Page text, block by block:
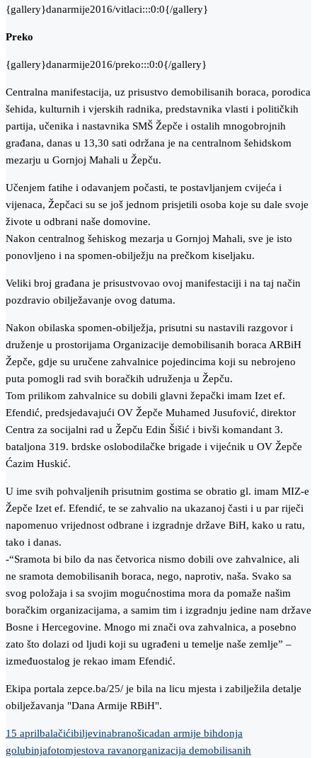
{gallery}danarmije2016/vitlaci:::0:0{/gallery}
Preko
{gallery}danarmije2016/preko:::0:0{/gallery}
Centralna manifestacija, uz prisustvo demobilisanih boraca, porodica
šehida, kulturnih i vjerskih radnika, predstavnika vlasti i političkih
partija, učenika i nastavnika SMŠ Žepče i ostalih mnogobrojnih
građana, danas u 13,30 sati održana je na centralnom šehidskom
mezarju u Gornjoj Mahali u Žepču.
Učenjem fatihe i odavanjem počasti, te postavljanjem cvijeća i
vijenaca, Žepčaci su se još jednom prisjetili osoba koje su dale svoje
živote u odbrani naše domovine.
Nakon centralnog šehiskog mezarja u Gornjoj Mahali, sve je isto
ponovljeno i na spomen-obilježju na prečkom kiseljaku.
Veliki broj građana je prisustvovao ovoj manifestaciji i na taj način
pozdravio obilježavanje ovog datuma.
Nakon obilaska spomen-obilježja, prisutni su nastavili razgovor i
druženje u prostorijama Organizacije demobilisanih boraca ARBiH
Žepče, gdje su uručene zahvalnice pojedincima koji su nebrojeno
puta pomogli rad svih boračkih udruženja u Žepču.
Tom prilikom zahvalnice su dobili glavni žepački imam Izet ef.
Efendić, predsjedavajući OV Žepče Muhamed Jusufović, direktor
Centra za socijalni rad u Žepču Edin Šišić i bivši komandant 3.
bataljona 319. brdske oslobodilačke brigade i vijećnik u OV Žepče
Ćazim Huskić.
U ime svih pohvaljenih prisutnim gostima se obratio gl. imam MIZ-e
Žepče Izet ef. Efendić, te se zahvalio na ukazanoj časti i u par riječi
napomenuo vrijednost odbrane i izgradnje države BiH, kako u ratu,
tako i danas.
-“Sramota bi bilo da nas četvorica nismo dobili ove zahvalnice, ali
ne sramota demobilisanih boraca, nego, naprotiv, naša. Svako sa
svog položaja i sa svojim mogućnostima mora da pomaže našim
boračkim organizacijama, a samim tim i izgradnju jedine nam države
Bosne i Hercegovine. Mnogo mi znači ova zahvalnica, a posebno
zato što dolazi od ljudi koji su ugrađeni u temelje naše zemlje” –
izmeđuostalog je rekao imam Efendić.
Ekipa portala zepce.ba/25/ je bila na licu mjesta i zabilježila detalje
obilježavanja "Dana Armije RBiH".
15 aprilbalačićibiljevinabranošicadan armije bihdonja
golubinjafotomjestova ravanorganizacija demobilisanih